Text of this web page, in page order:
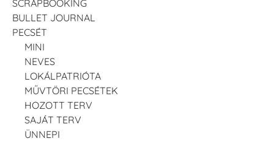
SCRAPBOOKING
BULLET JOURNAL
PECSÉT
MINI
NEVES
LOKÁLPATRIÓTA
MŰVTÖRI PECSÉTEK
HOZOTT TERV
SAJÁT TERV
ÜNNEPI